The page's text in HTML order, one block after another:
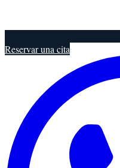
Reservar una cita